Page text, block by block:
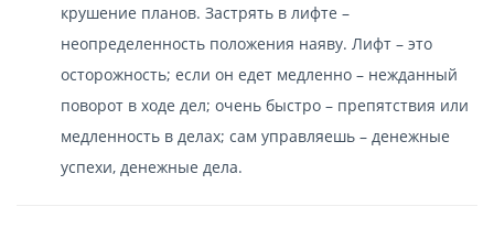
крушение планов. Застрять в лифте –
неопределенность положения наяву. Лифт – это
осторожность; если он едет медленно – нежданный
поворот в ходе дел; очень быстро – препятствия или
медленность в делах; сам управляешь – денежные
успехи, денежные дела.